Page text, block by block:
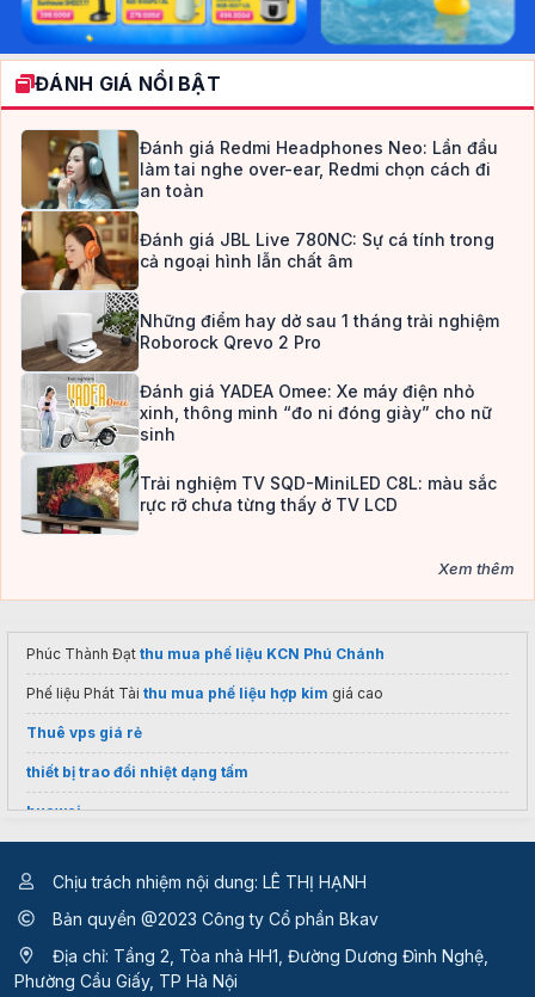
ĐÁNH GIÁ NỔI BẬT
Đánh giá Redmi Headphones Neo: Lần đầu
làm tai nghe over-ear, Redmi chọn cách đi
an toàn
Đánh giá JBL Live 780NC: Sự cá tính trong
cả ngoại hình lẫn chất âm
Những điểm hay dở sau 1 tháng trải nghiệm
Roborock Qrevo 2 Pro
Đánh giá YADEA Omee: Xe máy điện nhỏ
xinh, thông minh “đo ni đóng giày” cho nữ
sinh
Trải nghiệm TV SQD-MiniLED C8L: màu sắc
rực rỡ chưa từng thấy ở TV LCD
Xem thêm
Phúc Thành Đạt thu mua phế liệu KCN Phú Chánh
Phế liệu Phát Tài thu mua phế liệu hợp kim giá cao
Thuê vps giá rẻ
thiết bị trao đổi nhiệt dạng tấm
huawei
Chịu trách nhiệm nội dung: LÊ THỊ HẠNH
Bản quyền @2023 Công ty Cổ phần Bkav
Địa chỉ: Tầng 2, Tòa nhà HH1, Đường Dương Đình Nghệ,
Phường Cầu Giấy, TP Hà Nội